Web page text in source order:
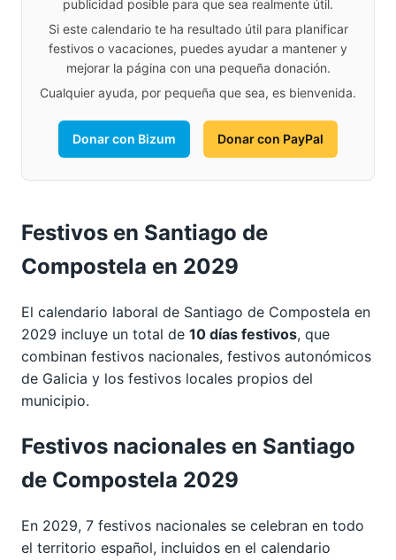
publicidad posible para que sea realmente útil.
Si este calendario te ha resultado útil para planificar
festivos o vacaciones, puedes ayudar a mantener y
mejorar la página con una pequeña donación.
Cualquier ayuda, por pequeña que sea, es bienvenida.
Donar con Bizum Donar con PayPal
Festivos en Santiago de
Compostela en 2029
El calendario laboral de Santiago de Compostela en
2029 incluye un total de 10 días festivos, que
combinan festivos nacionales, festivos autonómicos
de Galicia y los festivos locales propios del
municipio.
Festivos nacionales en Santiago
de Compostela 2029
En 2029, 7 festivos nacionales se celebran en todo
el territorio español, incluidos en el calendario